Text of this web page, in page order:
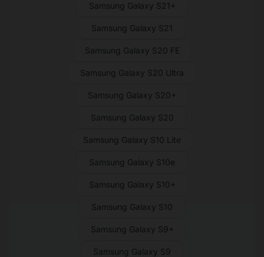
Samsung Galaxy S21+
Samsung Galaxy S21
Samsung Galaxy S20 FE
Samsung Galaxy S20 Ultra
Samsung Galaxy S20+
Samsung Galaxy S20
Samsung Galaxy S10 Lite
Samsung Galaxy S10e
Samsung Galaxy S10+
Samsung Galaxy S10
Samsung Galaxy S9+
Samsung Galaxy S9